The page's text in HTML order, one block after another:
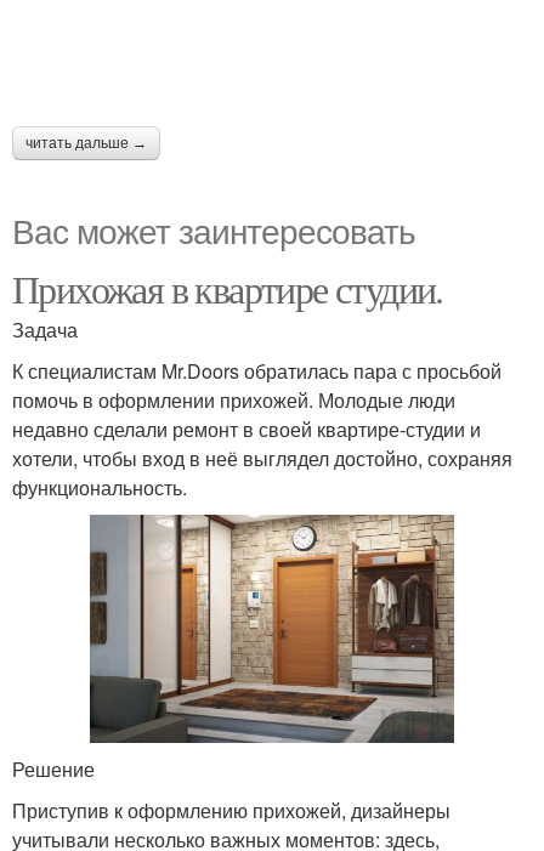
читать дальше →
Вас может заинтересовать
Прихожая в квартире студии.
Задача
К специалистам Mr.Doors обратилась пара с просьбой
помочь в оформлении прихожей. Молодые люди
недавно сделали ремонт в своей квартире-студии и
хотели, чтобы вход в неё выглядел достойно, сохраняя
функциональность.
Решение
Приступив к оформлению прихожей, дизайнеры
учитывали несколько важных моментов: здесь,